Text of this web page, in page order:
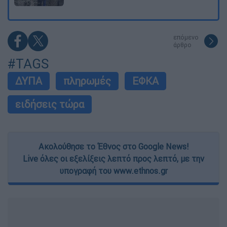
επόμενο
άρθρο
#TAGS
ΔΥΠΑ πληρωμές
ΕΦΚΑ
ειδήσεις τώρα
Ακολούθησε το Έθνος στο Google News!
Live όλες οι εξελίξεις λεπτό προς λεπτό, με την
υπογραφή του www.ethnos.gr